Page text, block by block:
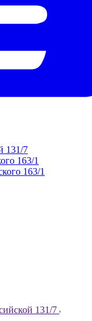
131/7
163/1
163/1
131/7